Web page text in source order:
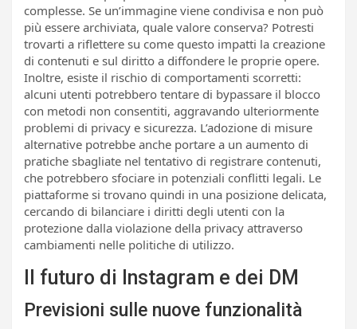
complesse. Se un’immagine viene condivisa e non può
più essere archiviata, quale valore conserva? Potresti
trovarti a riflettere su come questo impatti la creazione
di contenuti e sul diritto a diffondere le proprie opere.
Inoltre, esiste il rischio di comportamenti scorretti:
alcuni utenti potrebbero tentare di bypassare il blocco
con metodi non consentiti, aggravando ulteriormente
problemi di privacy e sicurezza. L’adozione di misure
alternative potrebbe anche portare a un aumento di
pratiche sbagliate nel tentativo di registrare contenuti,
che potrebbero sfociare in potenziali conflitti legali. Le
piattaforme si trovano quindi in una posizione delicata,
cercando di bilanciare i diritti degli utenti con la
protezione dalla violazione della privacy attraverso
cambiamenti nelle politiche di utilizzo.
Il futuro di Instagram e dei DM
Previsioni sulle nuove funzionalità